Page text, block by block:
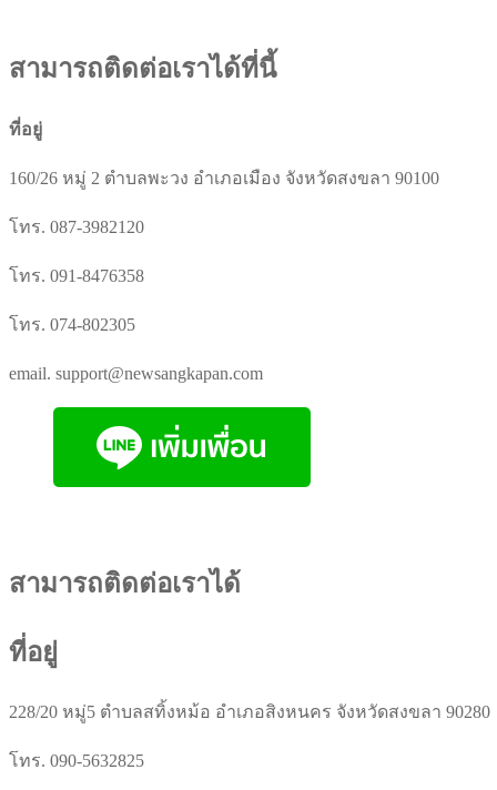
สามารถติดต่อเราได้ที่นี้
ที่อยู่
160/26 หมู่ 2 ตำบลพะวง อำเภอเมือง จังหวัดสงขลา 90100
โทร. 087-3982120
โทร. 091-8476358
โทร. 074-802305
email. support@newsangkapan.com
สามารถติดต่อเราได้
ที่อยู่
228/20 หมู่5 ตำบลสทิ้งหม้อ อำเภอสิงหนคร จังหวัดสงขลา 90280
โทร. 090-5632825